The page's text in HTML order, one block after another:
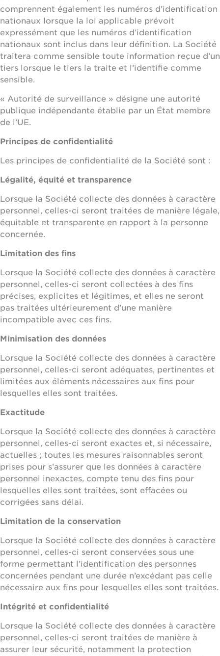
comprennent également les numéros d’identification
nationaux lorsque la loi applicable prévoit
expressément que les numéros d’identification
nationaux sont inclus dans leur définition. La Société
traitera comme sensible toute information reçue d’un
tiers lorsque le tiers la traite et l’identifie comme
sensible.
« Autorité de surveillance » désigne une autorité
publique indépendante établie par un État membre
de l’UE.
Principes de confidentialité
Les principes de confidentialité de la Société sont :
Légalité, équité et transparence
Lorsque la Société collecte des données à caractère
personnel, celles-ci seront traitées de manière légale,
équitable et transparente en rapport à la personne
concernée.
Limitation des fins
Lorsque la Société collecte des données à caractère
personnel, celles-ci seront collectées à des fins
précises, explicites et légitimes, et elles ne seront
pas traitées ultérieurement d’une manière
incompatible avec ces fins.
Minimisation des données
Lorsque la Société collecte des données à caractère
personnel, celles-ci seront adéquates, pertinentes et
limitées aux éléments nécessaires aux fins pour
lesquelles elles sont traitées.
Exactitude
Lorsque la Société collecte des données à caractère
personnel, celles-ci seront exactes et, si nécessaire,
actuelles ; toutes les mesures raisonnables seront
prises pour s’assurer que les données à caractère
personnel inexactes, compte tenu des fins pour
lesquelles elles sont traitées, sont effacées ou
corrigées sans délai.
Limitation de la conservation
Lorsque la Société collecte des données à caractère
personnel, celles-ci seront conservées sous une
forme permettant l’identification des personnes
concernées pendant une durée n’excédant pas celle
nécessaire aux fins pour lesquelles elles sont traitées.
Intégrité et confidentialité
Lorsque la Société collecte des données à caractère
personnel, celles-ci seront traitées de manière à
assurer leur sécurité, notamment la protection